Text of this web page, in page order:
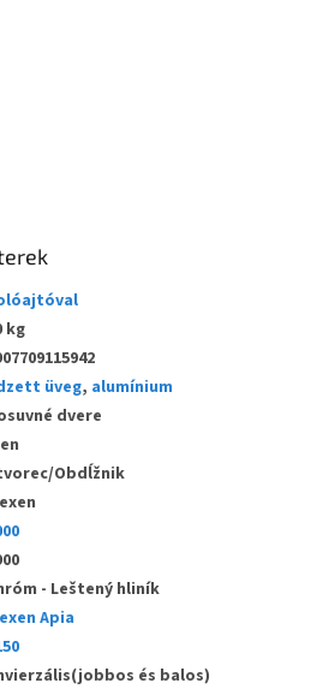
kg
üveg, alumínium
dvere
Obdĺžnik
- Leštený hliník
Apia
és balos)